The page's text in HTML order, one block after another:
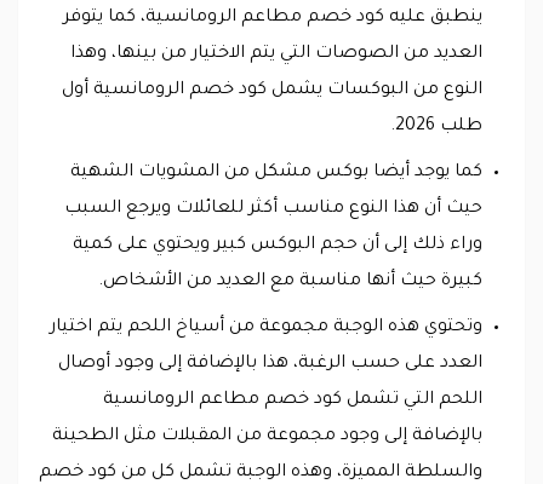
ينطبق عليه كود خصم مطاعم الرومانسية، كما يتوفر
العديد من الصوصات التي يتم الاختيار من بينها، وهذا
النوع من البوكسات يشمل كود خصم الرومانسية أول
طلب 2026.
كما يوجد أيضا بوكس مشكل من المشويات الشهية
حيث أن هذا النوع مناسب أكثر للعائلات ويرجع السبب
وراء ذلك إلى أن حجم البوكس كبير ويحتوي على كمية
كبيرة حيث أنها مناسبة مع العديد من الأشخاص.
وتحتوي هذه الوجبة مجموعة من أسياخ اللحم يتم اختيار
العدد على حسب الرغبة، هذا بالإضافة إلى وجود أوصال
اللحم التي تشمل كود خصم مطاعم الرومانسية
بالإضافة إلى وجود مجموعة من المقبلات مثل الطحينة
والسلطة المميزة، وهذه الوجبة تشمل كل من كود خصم